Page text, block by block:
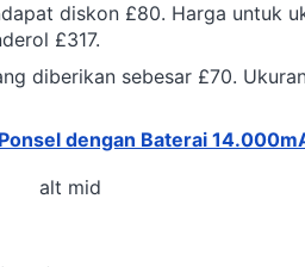
diskon £80. Harga untuk
£317.
diberikan sebesar £70.
dengan Baterai
alt mid